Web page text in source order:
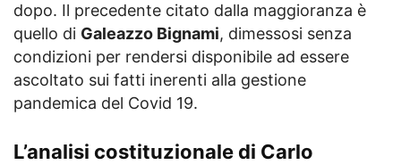
dopo. Il precedente citato dalla maggioranza è
quello di Galeazzo Bignami, dimessosi senza
condizioni per rendersi disponibile ad essere
ascoltato sui fatti inerenti alla gestione
pandemica del Covid 19.
L’analisi costituzionale di Carlo